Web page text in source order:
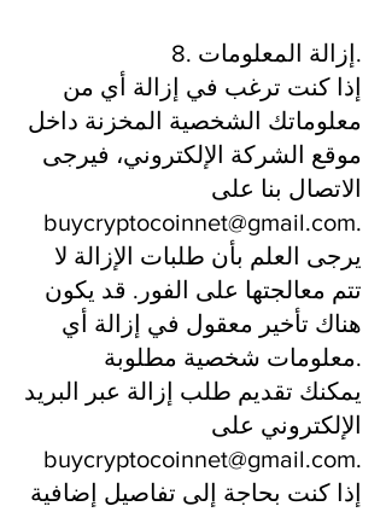
8. إزالة المعلومات.
إذا كنت ترغب في إزالة أي من
معلوماتك الشخصية المخزنة داخل
موقع الشركة الإلكتروني، فيرجى
الاتصال بنا على
buycryptocoinnet@gmail.com.
يرجى العلم بأن طلبات الإزالة لا
تتم معالجتها على الفور. قد يكون
هناك تأخير معقول في إزالة أي
معلومات شخصية مطلوبة.
يمكنك تقديم طلب إزالة عبر البريد
الإلكتروني على
buycryptocoinnet@gmail.com.
إذا كنت بحاجة إلى تفاصيل إضافية